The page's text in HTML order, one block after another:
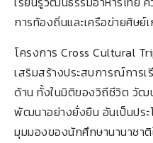
การท้องถิ่นและเครือข่ายศิษย์เ
โครงการ Cross Cultural
เสริมสร้างประสบการณ์การ
ด้าน ทั้งในมิติของวิถีชีวิต วัฒ
พัฒนาอย่างยั่งยืน อันเป็นปร
มุมมองของนักศึกษานานาชาติ